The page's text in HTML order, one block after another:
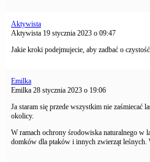
Aktywista
Aktywista 19 stycznia 2023 o 09:47
Jakie kroki podejmujecie, aby zadbać o
Emilka
Emilka 28 stycznia 2023 o 19:06
Ja staram się przede wszystkim nie zaśmiecać
okolicy.
W ramach ochrony środowiska naturalnego w
domków dla ptaków i innych zwierząt leśnych.